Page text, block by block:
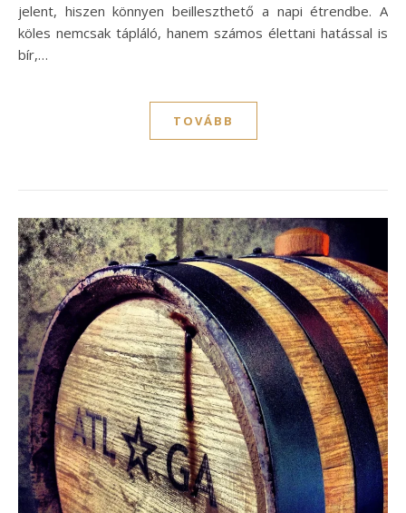
jelent, hiszen könnyen beilleszthető a napi étrendbe. A
köles nemcsak tápláló, hanem számos élettani hatással is
bír,…
TOVÁBB